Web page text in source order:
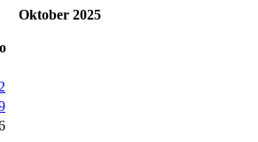
Oktober 2025